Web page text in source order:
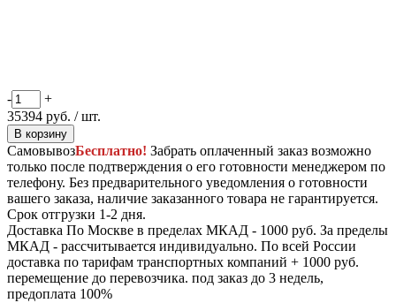
-
+
35394 руб. / шт.
В корзину
СамовывозБесплатно! Забрать оплаченный заказ возможно
только после подтверждения о его готовности менеджером по
телефону. Без предварительного уведомления о готовности
вашего заказа, наличие заказанного товара не гарантируется.
Срок отгрузки 1-2 дня.
Доставка По Москве в пределах МКАД - 1000 руб. За пределы
МКАД - рассчитывается индивидуально. По всей России
доставка по тарифам транспортных компаний + 1000 руб.
перемещение до перевозчика. под заказ до 3 недель,
предоплата 100%